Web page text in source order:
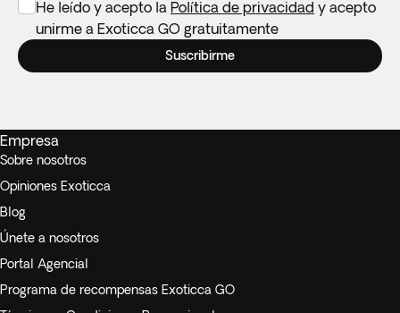
He leído y acepto la Política de privacidad y acepto
unirme a Exoticca GO gratuitamente
Suscribirme
Empresa
Sobre nosotros
Opiniones Exoticca
Blog
Únete a nosotros
Portal Agencial
Programa de recompensas Exoticca GO